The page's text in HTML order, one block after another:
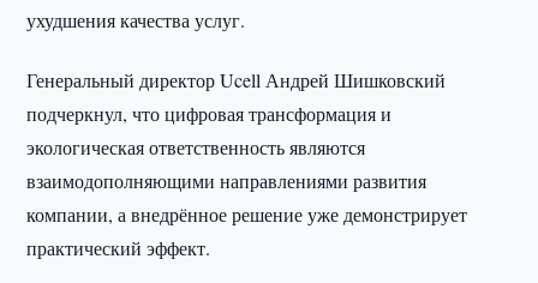
ухудшения качества услуг.
Генеральный директор Ucell Андрей Шишковский
подчеркнул, что цифровая трансформация и
экологическая ответственность являются
взаимодополняющими направлениями развития
компании, а внедрённое решение уже демонстрирует
практический эффект.